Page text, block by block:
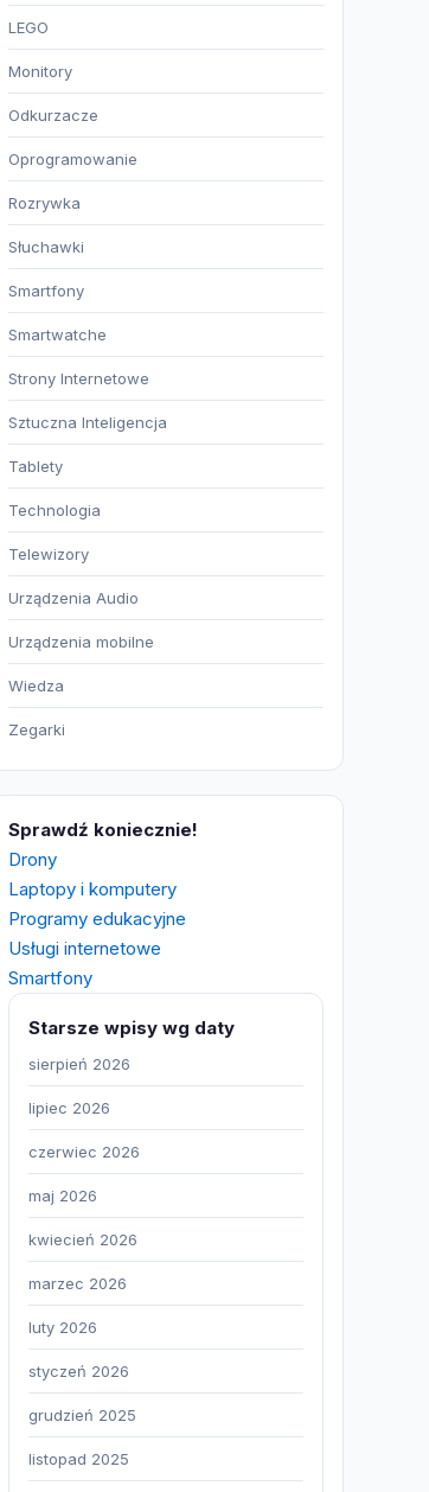
LEGO
Monitory
Odkurzacze
Oprogramowanie
Rozrywka
Słuchawki
Smartfony
Smartwatche
Strony Internetowe
Sztuczna Inteligencja
Tablety
Technologia
Telewizory
Urządzenia Audio
Urządzenia mobilne
Wiedza
Zegarki
Sprawdź koniecznie!
Drony
Laptopy i komputery
Programy edukacyjne
Usługi internetowe
Smartfony
Starsze wpisy wg daty
sierpień 2026
lipiec 2026
czerwiec 2026
maj 2026
kwiecień 2026
marzec 2026
luty 2026
styczeń 2026
grudzień 2025
listopad 2025